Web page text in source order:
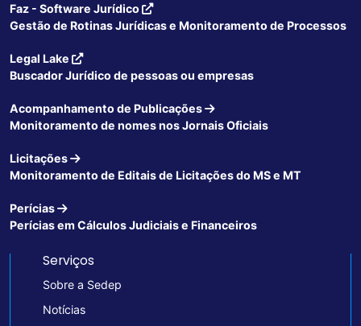
Faz - Software Jurídico
Gestão de Rotinas Jurídicas e Monitoramento de Processos
Legal Lake
Buscador Jurídico de pessoas ou empresas
Acompanhamento de Publicações
Monitoramento de nomes nos Jornais Oficiais
Licitações
Monitoramento de Editais de Licitações do MS e MT
Perícias
Perícias em Cálculos Judiciais e Financeiros
Serviços
Sobre a Sedep
Notícias